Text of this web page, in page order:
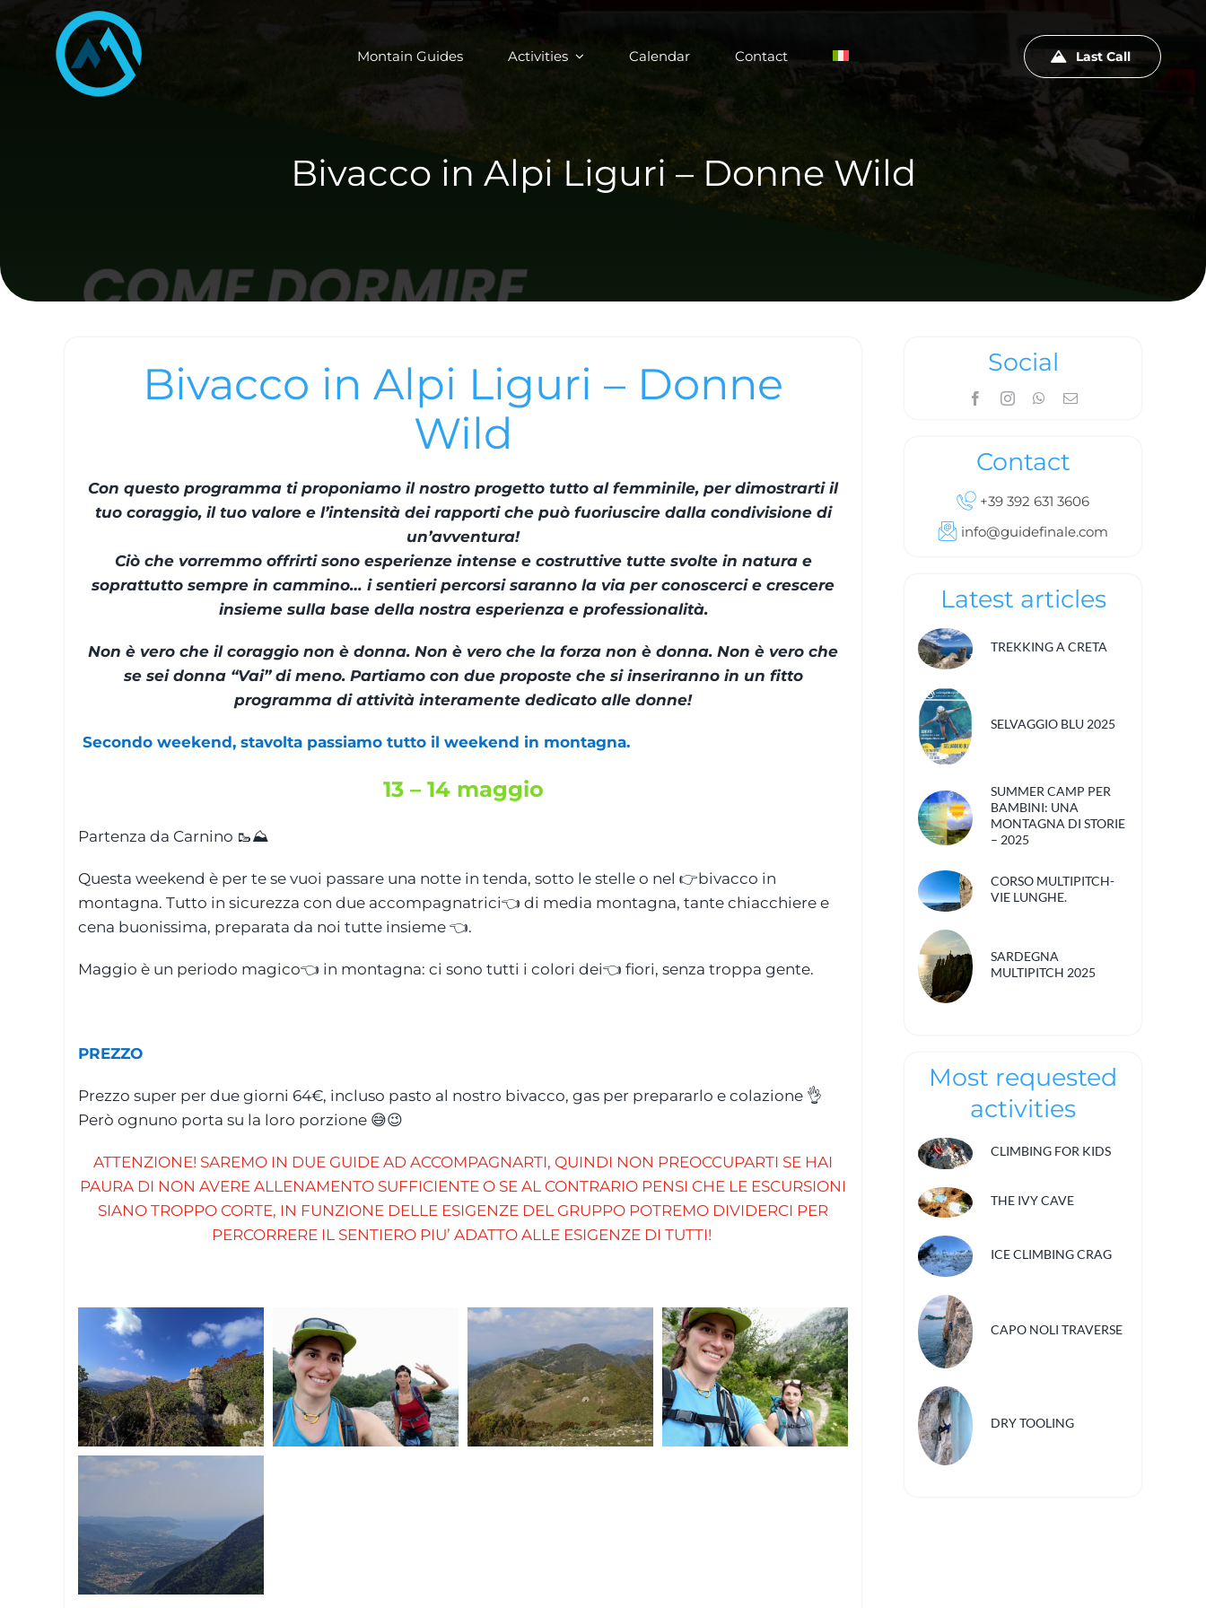
content
Montain Guides Activities Calendar Contact Last Call
Bivacco in Alpi Liguri – Donne Wild
Bivacco in Alpi Liguri – Donne
Wild
Con questo programma ti proponiamo il nostro progetto tutto al femminile, per dimostrarti il
tuo coraggio, il tuo valore e l’intensità dei rapporti che può fuoriuscire dalla condivisione di
un’avventura!
Ciò che vorremmo offrirti sono esperienze intense e costruttive tutte svolte in natura e
soprattutto sempre in cammino… i sentieri percorsi saranno la via per conoscerci e crescere
insieme sulla base della nostra esperienza e professionalità.
Non è vero che il coraggio non è donna. Non è vero che la forza non è donna. Non è vero che
se sei donna “Vai” di meno. Partiamo con due proposte che si inseriranno in un fitto
programma di attività interamente dedicato alle donne!
Secondo weekend, stavolta passiamo tutto il weekend in montagna.
13 – 14 maggio
Partenza da Carnino 🥾⛰️
Questa weekend è per te se vuoi passare una notte in tenda, sotto le stelle o nel 👉bivacco in
montagna. Tutto in sicurezza con due accompagnatrici👈 di media montagna, tante chiacchiere e
cena buonissima, preparata da noi tutte insieme 👈.
Maggio è un periodo magico👈 in montagna: ci sono tutti i colori dei👈 fiori, senza troppa gente.
PREZZO
Prezzo super per due giorni 64€, incluso pasto al nostro bivacco, gas per prepararlo e colazione 👌
Però ognuno porta su la loro porzione 😅😉
ATTENZIONE! SAREMO IN DUE GUIDE AD ACCOMPAGNARTI, QUINDI NON PREOCCUPARTI SE HAI
PAURA DI NON AVERE ALLENAMENTO SUFFICIENTE O SE AL CONTRARIO PENSI CHE LE ESCURSIONI
SIANO TROPPO CORTE, IN FUNZIONE DELLE ESIGENZE DEL GRUPPO POTREMO DIVIDERCI PER
PERCORRERE IL SENTIERO PIU’ ADATTO ALLE ESIGENZE DI TUTTI!
Social
Contact
+39 392 631 3606
info@guidefinale.com
Latest articles
TREKKING A CRETA
SELVAGGIO BLU 2025
SUMMER CAMP PER
BAMBINI: UNA
MONTAGNA DI STORIE
– 2025
CORSO MULTIPITCH-
VIE LUNGHE.
SARDEGNA
MULTIPITCH 2025
Most requested
activities
CLIMBING FOR KIDS
THE IVY CAVE
ICE CLIMBING CRAG
CAPO NOLI TRAVERSE
DRY TOOLING